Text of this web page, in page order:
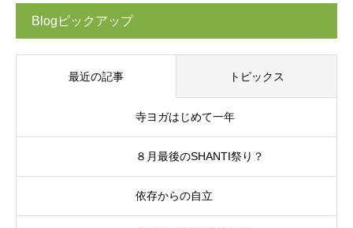
Blogピックアップ
最近の記事 トピックス
寺ヨガはじめて一年
８月最後のSHANTI祭り？
依存からの自立